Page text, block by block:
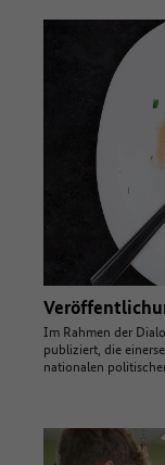
Im Rahmen der
publiziert, die
nationalen